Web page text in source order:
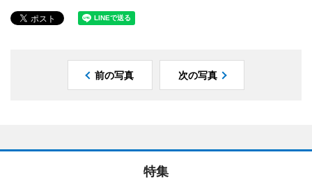
前の写真 次の写真
特集